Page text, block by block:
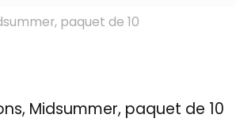
paquet de 10
Midsummer, paquet de 10